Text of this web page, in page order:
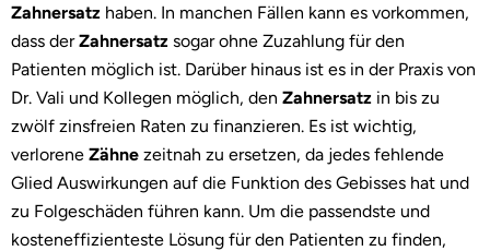
Zahnersatz haben. In manchen Fällen kann es vorkommen,
dass derZahnersatz sogar ohne Zuzahlung für den
Patienten möglich ist. Darüber hinaus ist es in der Praxis von
Dr. Vali und Kollegen möglich, den Zahnersatz in bis zu
zwölf zinsfreien Raten zu finanzieren. Es ist wichtig,
verlorene Zähne zeitnah zu ersetzen, da jedes fehlende
Glied Auswirkungen auf die Funktion des Gebisses hat und
zu Folgeschäden führen kann. Um die passendste und
kosteneffizienteste Lösung für den Patienten zu finden,